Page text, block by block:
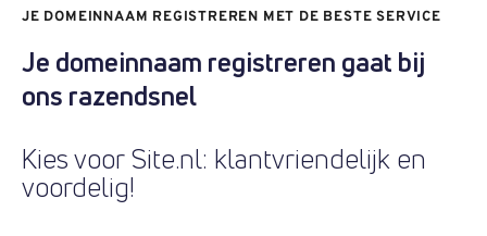
Verlengen: € 26,29
.brussels
Verhuizen: € 19,29
Verlengen:
JE DOMEINNAAM REGISTREREN MET DE BESTE SERVICE
Je domeinnaam registreren gaat bij
ons razendsnel
Kies voor Site.nl: klantvriendelijk en
voordelig!